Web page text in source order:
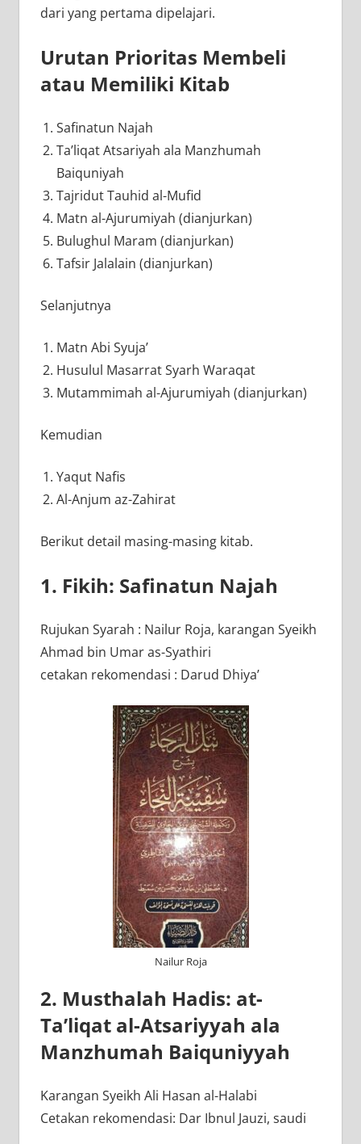
dari yang pertama dipelajari.
Urutan Prioritas Membeli
atau Memiliki Kitab
Safinatun Najah
Ta’liqat Atsariyah ala Manzhumah
Baiquniyah
Tajridut Tauhid al-Mufid
Matn al-Ajurumiyah (dianjurkan)
Bulughul Maram (dianjurkan)
Tafsir Jalalain (dianjurkan)
Selanjutnya
Matn Abi Syuja’
Husulul Masarrat Syarh Waraqat
Mutammimah al-Ajurumiyah (dianjurkan)
Kemudian
Yaqut Nafis
Al-Anjum az-Zahirat
Berikut detail masing-masing kitab.
1. Fikih: Safinatun Najah
Rujukan Syarah : Nailur Roja, karangan Syeikh
Ahmad bin Umar as-Syathiri
cetakan rekomendasi : Darud Dhiya’
Nailur Roja
2. Musthalah Hadis: at-
Ta’liqat al-Atsariyyah ala
Manzhumah Baiquniyyah
Karangan Syeikh Ali Hasan al-Halabi
Cetakan rekomendasi: Dar Ibnul Jauzi, saudi